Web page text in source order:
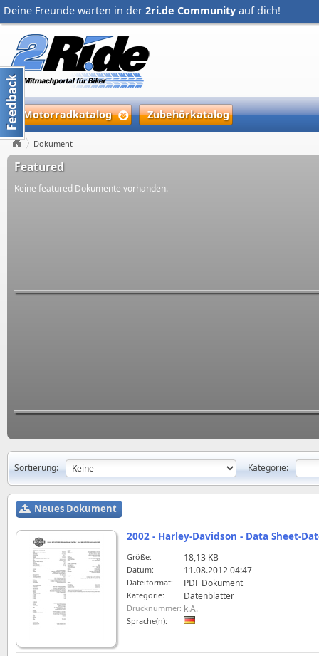
Deine Freunde warten in der 2ri.de Community auf dich!
Motorradkatalog Zubehörkatalog
Dokument
Featured
Keine featured Dokumente vorhanden.
Sortierung: Kategorie:
Neues Dokument
2002 - Harley-Davidson - Data Sheet-
Größe: 18,13 KB
Datum: 11.08.2012 04:47
Dateiformat: PDF Dokument
Kategorie: Datenblätter
Drucknummer: k.A.
Sprache(n):